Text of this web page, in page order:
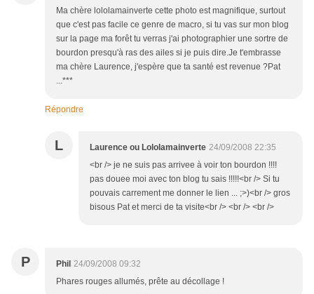
Ma chère lololamainverte cette photo est magnifique, surtout
que c'est pas facile ce genre de macro, si tu vas sur mon blog
sur la page ma forêt tu verras j'ai photographier une sortre de
bourdon presqu'à ras des ailes si je puis dire.Je t'embrasse
ma chère Laurence, j'espère que ta santé est revenue ?Pat
...***
Répondre
L Laurence ou Lololamainverte 24/09/2008 22:35
<br /> je ne suis pas arrivee à voir ton bourdon !!!!
pas douee moi avec ton blog tu sais !!!!!<br /> Si tu
pouvais carrement me donner le lien ... ;>)<br /> gros
bisous Pat et merci de ta visite<br /> <br /> <br />
P Phil 24/09/2008 09:32
Phares rouges allumés, prête au décollage !